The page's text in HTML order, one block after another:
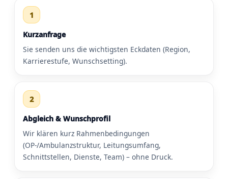
1
Kurzanfrage
Sie senden uns die wichtigsten Eckdaten (Region,
Karrierestufe, Wunschsetting).
2
Abgleich & Wunschprofil
Wir klären kurz Rahmenbedingungen
(OP-/Ambulanzstruktur, Leitungsumfang,
Schnittstellen, Dienste, Team) – ohne Druck.